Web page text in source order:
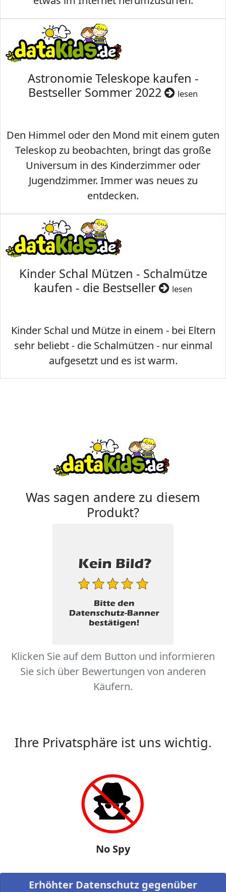
Astronomie Teleskope kaufen -
Bestseller Sommer 2022
lesen
Den Himmel oder den Mond mit einem guten
Teleskop zu beobachten, bringt das große
Universum in des Kinderzimmer oder
Jugendzimmer. Immer was neues zu
entdecken.
Kinder Schal Mützen - Schalmütze
kaufen - die Bestseller
lesen
Kinder Schal und Mütze in einem - bei Eltern
sehr beliebt - die Schalmützen - nur einmal
aufgesetzt und es ist warm.
Was sagen andere zu diesem
Produkt?
Klicken Sie auf dem Button und informieren
Sie sich über Bewertungen von anderen
Käufern.
Ihre Privatsphäre ist uns wichtig.
No Spy
Erhöhter Datenschutz gegenüber